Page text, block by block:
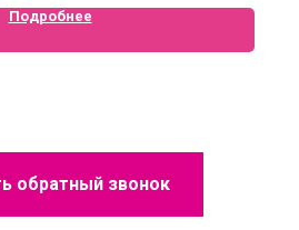
Подробнее
обратный звонок